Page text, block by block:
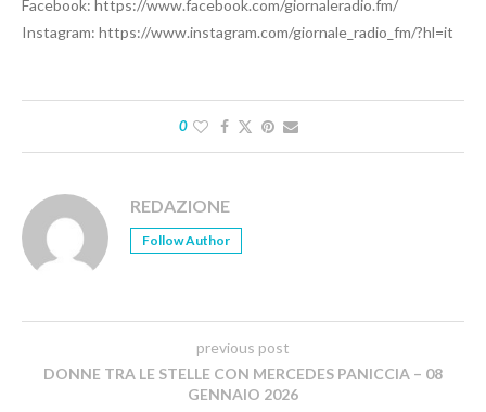
Facebook: https://www.facebook.com/giornaleradio.fm/
Instagram: https://www.instagram.com/giornale_radio_fm/?hl=it
0
REDAZIONE
Follow Author
previous post
DONNE TRA LE STELLE CON MERCEDES PANICCIA – 08
GENNAIO 2026